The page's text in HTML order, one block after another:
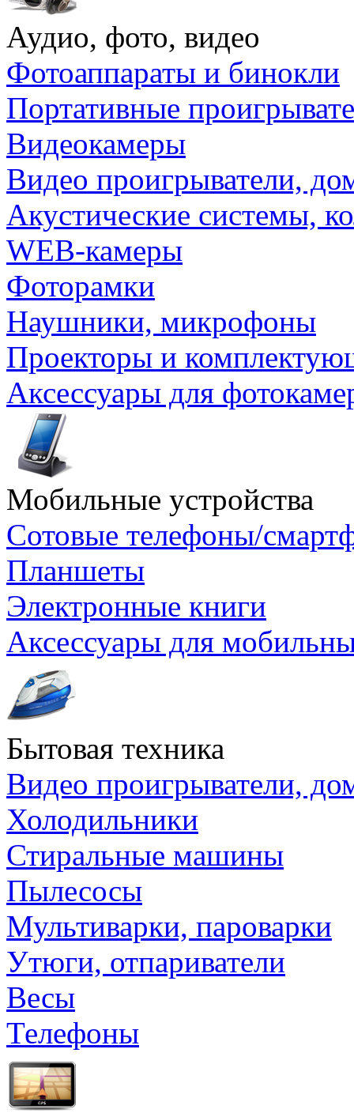
Аудио, фото, видео
Фотоаппараты и бинокли
Портативные
Видеокамеры
Видео проигрыватели,
Акустические системы,
WEB-камеры
Фоторамки
Наушники, микрофоны
Проекторы и
Аксессуары для
Мобильные устройства
Сотовые телефоны/
Планшеты
Электронные книги
Аксессуары для
Бытовая техника
Видео проигрыватели,
Холодильники
Стиральные машины
Пылесосы
Мультиварки, пароварки
Утюги, отпариватели
Весы
Телефоны